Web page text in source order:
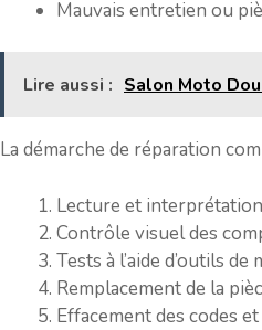
Mauvais entretien ou
Lire aussi : Salon Moto
La démarche de réparation
Lecture et
Contrôle visuel des
Tests à l’aide d’outils
Remplacement de la
Effacement des codes